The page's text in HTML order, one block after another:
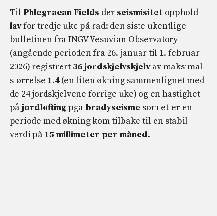
Til Phlegraean Fields der seismisitet opphold
lavfor tredje uke på rad: den siste ukentlige
bulletinen fra INGV Vesuvian Observatory
(angående perioden fra 26. januar til 1. februar
2026) registrert 36 jordskjelvskjelvav maksimal
størrelse 1.4 (en liten økning sammenlignet med
de 24 jordskjelvene forrige uke) og en hastighet
påjordløfting pga bradyseisme som etter en
periode med økning kom tilbake til en stabil
verdi på 15 millimeter per måned.